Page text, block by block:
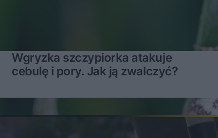
Wgryzka szczypiorka atakuje
cebulę i pory. Jak ją zwalczyć?